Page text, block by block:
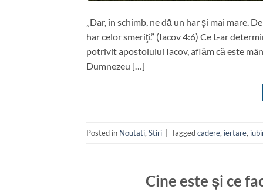
„Dar, în schimb, ne dă un har şi mai mare.
har celor smeriţi.” (Iacov 4:6) Ce L-ar
potrivit apostolului Iacov, aflăm că este
Dumnezeu […]
Posted in Noutati, Stiri Taggedcadere, iertare,
Cine este și ce